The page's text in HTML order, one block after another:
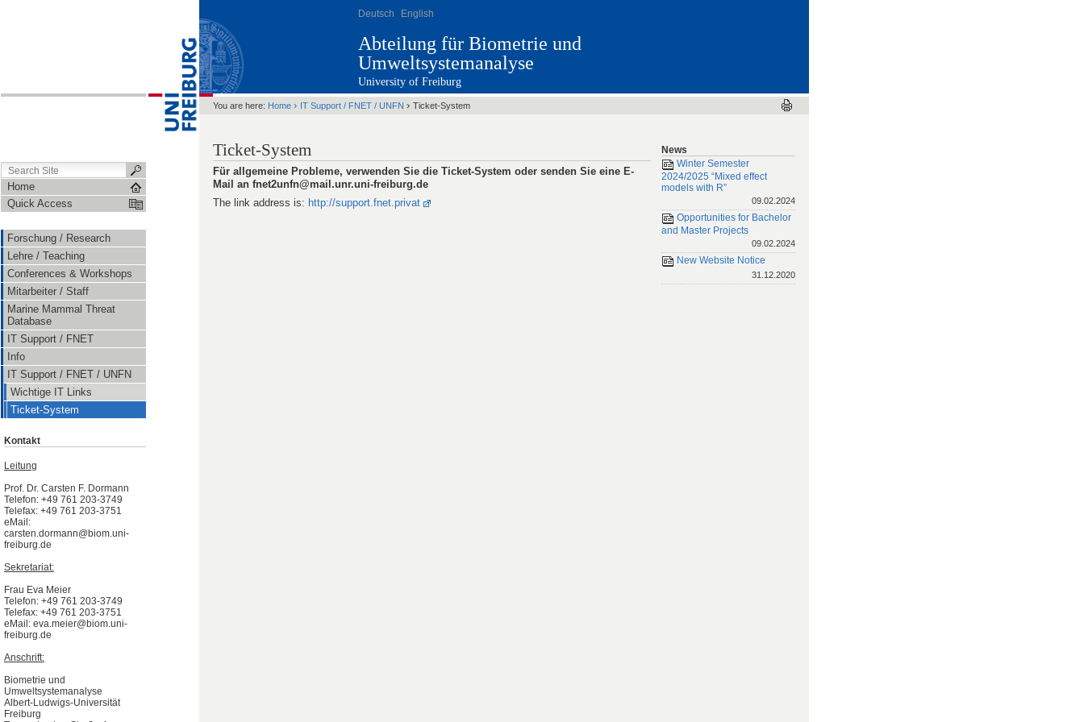
Home
Quick Access
Forschung / Research
Lehre / Teaching
Conferences & Workshops
Mitarbeiter / Staff
Marine Mammal Threat
Database
IT Support / FNET
Info
IT Support / FNET / UNFN
Wichtige IT Links
Ticket-System
Kontakt
Leitung
Prof. Dr. Carsten F. Dormann
Telefon: +49 761 203-3749
Telefax: +49 761 203-3751
eMail:
carsten.dormann@biom.uni-
freiburg.de
Sekretariat:
Frau Eva Meier
Telefon: +49 761 203-3749
Telefax: +49 761 203-3751
eMail: eva.meier@biom.uni-
freiburg.de
Anschrift:
Biometrie und
Umweltsystemanalyse
Albert-Ludwigs-Universität
Freiburg
Deutsch English
Abteilung für Biometrie und
Umweltsystemanalyse
University of Freiburg
You are here: Home › IT Support / FNET / UNFN › Ticket-System
Ticket-System
Für allgemeine Probleme, verwenden Sie die Ticket-System oder senden Sie eine E-
Mail an fnet2unfn@mail.unr.uni-freiburg.de
The link address is: http://support.fnet.privat
News
Winter Semester
2024/2025 “Mixed effect
models with R”
09.02.2024
Opportunities for Bachelor
and Master Projects
09.02.2024
New Website Notice
31.12.2020